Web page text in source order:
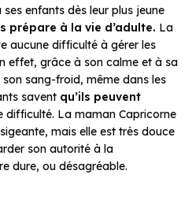
enfants dès leur plus jeune
prépare à la vie d’adulte. La
aucune difficulté à gérer les
effet, grâce à son calme et à sa
sang-froid, même dans les
savent qu’ils peuvent
difficulté. La maman Capricorne
mais elle est très douce
son autorité à la
dure, ou désagréable.